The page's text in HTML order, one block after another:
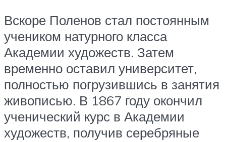
Вскоре Поленов стал постоянным
учеником натурного класса
Академии художеств. Затем
временно оставил университет,
полностью погрузившись в занятия
живописью. В 1867 году окончил
ученический курс в Академии
художеств, получив серебряные